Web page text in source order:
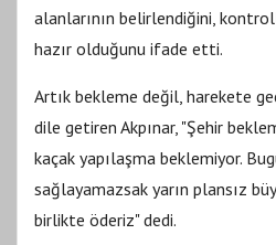
alanlarının belirlendiğini,
hazır olduğunu ifade etti.
Artık bekleme değil, harekete
dile getiren Akpınar, "Şehir
kaçak yapılaşma beklemiyor.
sağlayamazsak yarın plansız
birlikte öderiz" dedi.